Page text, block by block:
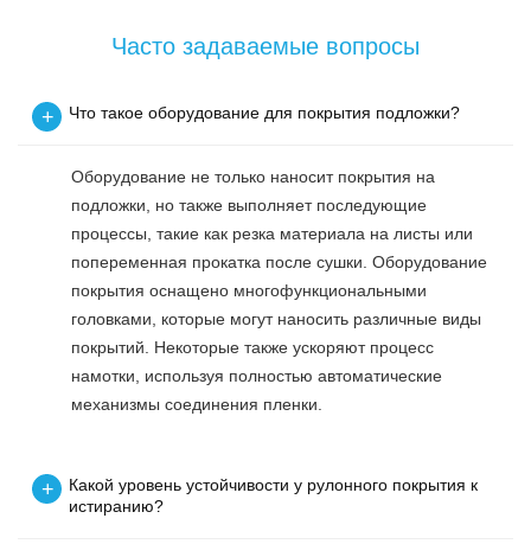
Часто задаваемые вопросы
+ Что такое оборудование для покрытия подложки?
Оборудование не только наносит покрытия на
подложки, но также выполняет последующие
процессы, такие как резка материала на листы или
попеременная прокатка после сушки. Оборудование
покрытия оснащено многофункциональными
головками, которые могут наносить различные виды
покрытий. Некоторые также ускоряют процесс
намотки, используя полностью автоматические
механизмы соединения пленки.
+
Какой уровень устойчивости у рулонного покрытия к
истиранию?